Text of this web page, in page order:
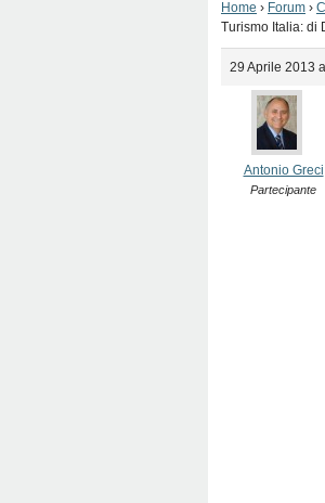
Home › Forum ›
Turismo Italia: di
29 Aprile 2013
Antonio Greci
Partecipante